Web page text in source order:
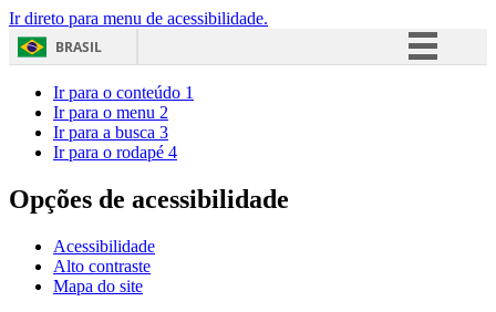
Ir direto para menu de acessibilidade.
BRASIL
Acesso à informação
Ir para o conteúdo 1
Ir para o menu 2
Ir para a busca 3
Ir para o rodapé 4
Opções de acessibilidade
Acessibilidade
Alto contraste
Mapa do site